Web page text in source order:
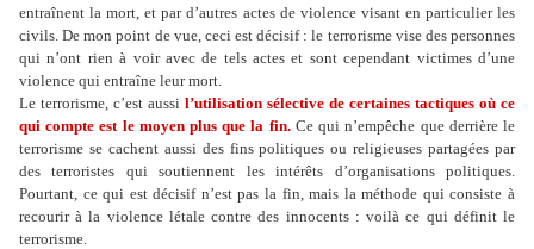
entraînent la mort, et par d’autres actes de violence visant en particulier les
civils. De mon point de vue, ceci est décisif : le terrorisme vise des personnes
qui n’ont rien à voir avec de tels actes et sont cependant victimes d’une
violence qui entraîne leur mort.
Le terrorisme, c’est aussi l’utilisation sélective de certaines tactiques où ce
qui compte est le moyen plus que la fin. Ce qui n’empêche que derrière le
terrorisme se cachent aussi des fins politiques ou religieuses partagées par
des terroristes qui soutiennent les intérêts d’organisations politiques.
Pourtant, ce qui est décisif n’est pas la fin, mais la méthode qui consiste à
recourir à la violence létale contre des innocents : voilà ce qui définit le
terrorisme.